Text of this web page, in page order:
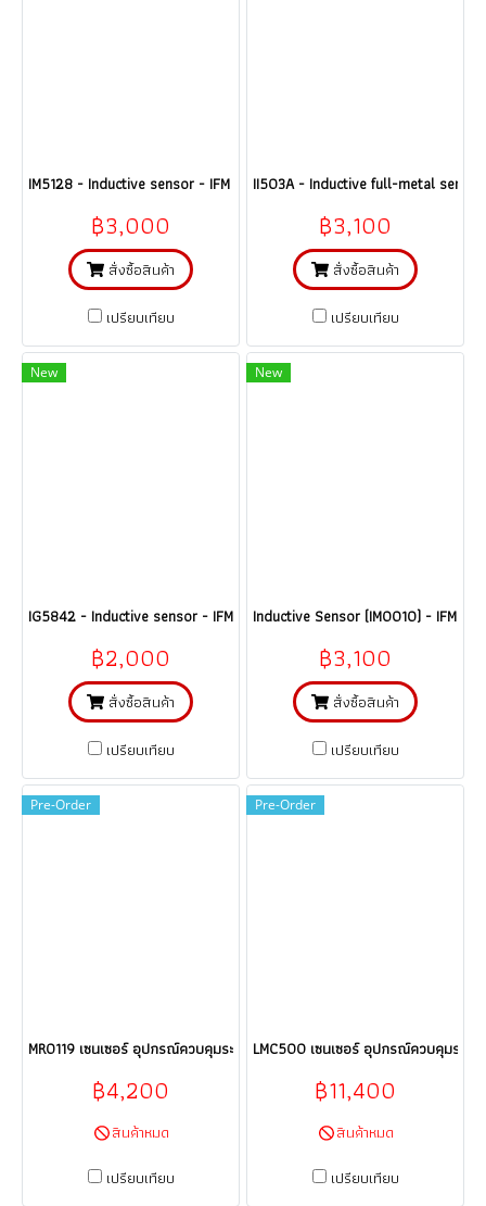
IM5128 - Inductive sensor - IFM @@@ ราคา
฿3,000
สั่งซื้อสินค้า
เปรียบเทียบ
II503A - Inductive full-metal sensor
฿3,100
สั่งซื้อสินค้า
เปรียบเทียบ
New
IG5842 - Inductive sensor - IFM @@@ ราคา
฿2,000
สั่งซื้อสินค้า
เปรียบเทียบ
New
Inductive Sensor (IM0010) - IFM
฿3,100
สั่งซื้อสินค้า
เปรียบเทียบ
Pre-Order
MR0119 เซนเซอร์ อุปกรณ์ควบคุมระบบอัตโนมัติ Sensor ifm electronic
฿4,200
สินค้าหมด
เปรียบเทียบ
Pre-Order
LMC500 เซนเซอร์ อุปกรณ์ควบคุมระ
฿11,400
สินค้าหมด
เปรียบเทียบ